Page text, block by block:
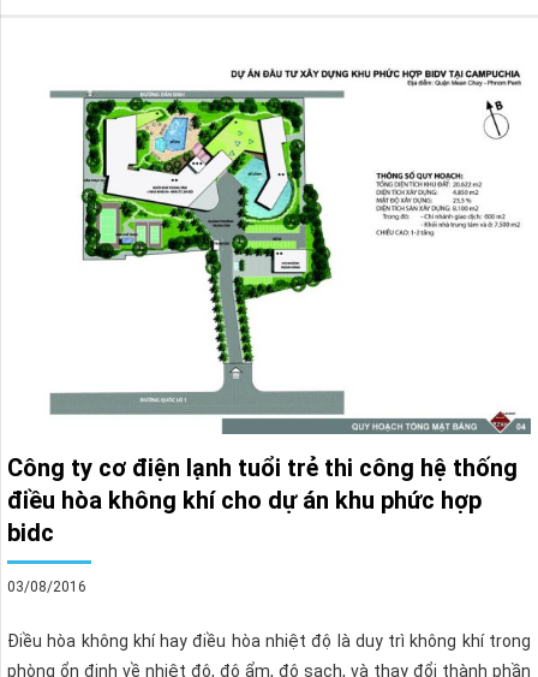
Công ty cơ điện lạnh tuổi trẻ thi công hệ thống
điều hòa không khí cho dự án khu phức hợp
bidc
03/08/2016
Điều hòa không khí hay điều hòa nhiệt độ là duy trì không khí trong
phòng ổn định về nhiệt độ, độ ẩm, độ sạch, và thay đổi thành phần